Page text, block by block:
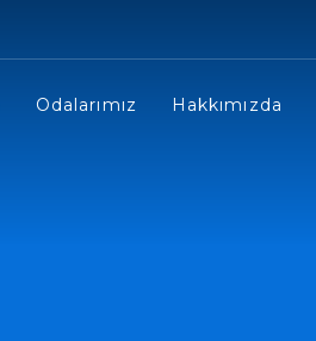
Odalarımız Hakkımızda